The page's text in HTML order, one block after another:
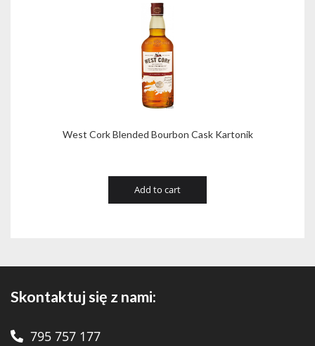
West Cork Blended Bourbon Cask Kartonik
Add to cart
Skontaktuj się z nami:
795 757 177